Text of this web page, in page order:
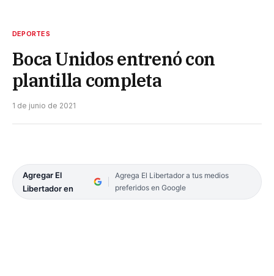
DEPORTES
Boca Unidos entrenó con
plantilla completa
1 de junio de 2021
Agregar El
Libertador en
Agrega El Libertador a tus medios
preferidos en Google